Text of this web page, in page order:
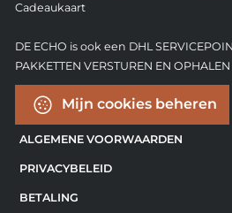
Cadeaukaart
DE ECHO is ook een DHL
PAKKETTEN VERSTUREN EN
Mijn cookies beheren
ALGEMENE VOORWAARDEN
PRIVACYBELEID
BETALING